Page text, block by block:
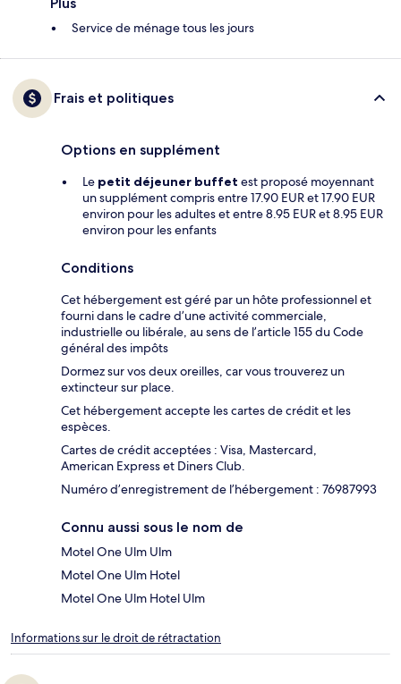
Service de ménage tous les jours
Frais et politiques
Options en supplément
Le petit déjeuner buffet est proposé moyennant
un supplément compris entre 17.90 EUR et 17.90 EUR
environ pour les adultes et entre 8.95 EUR et 8.95 EUR
environ pour les enfants
Conditions
Cet hébergement est géré par un hôte professionnel et
fourni dans le cadre d’une activité commerciale,
industrielle ou libérale, au sens de l’article 155 du Code
général des impôts
Dormez sur vos deux oreilles, car vous trouverez un
extincteur sur place.
Cet hébergement accepte les cartes de crédit et les
espèces.
Cartes de crédit acceptées : Visa, Mastercard,
American Express et Diners Club.
Numéro d’enregistrement de l’hébergement : 76987993
Connu aussi sous le nom de
Motel One Ulm Ulm
Motel One Ulm Hotel
Motel One Ulm Hotel Ulm
Informations sur le droit de rétractation